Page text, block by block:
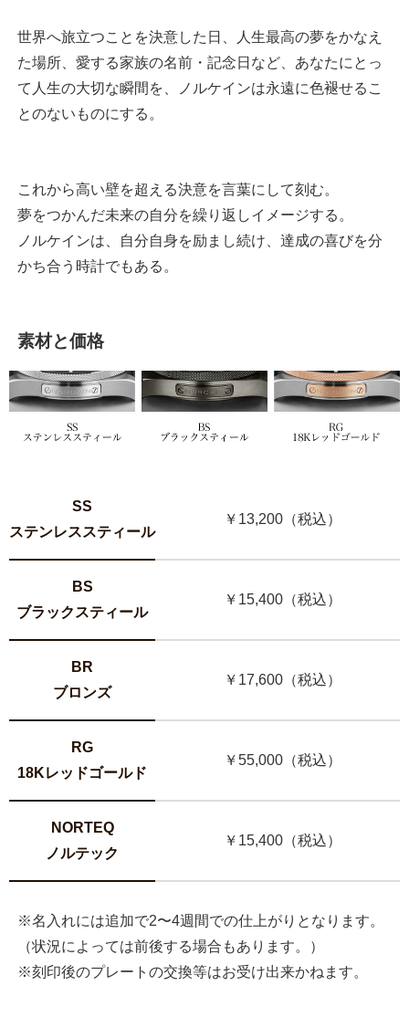
世界へ旅立つことを決意した日、人生最高の夢をかなえ
た場所、愛する家族の名前・記念日など、あなたにとっ
て人生の大切な瞬間を、ノルケインは永遠に色褪せるこ
とのないものにする。
これから高い壁を超える決意を言葉にして刻む。
夢をつかんだ未来の自分を繰り返しイメージする。
ノルケインは、自分自身を励まし続け、達成の喜びを分
かち合う時計でもある。
素材と価格
SS
ステンレススティール
￥13,200（税込）
BS
ブラックスティール
￥15,400（税込）
BR
ブロンズ
￥17,600（税込）
RG
18Kレッドゴールド
￥55,000（税込）
NORTEQ
ノルテック
￥15,400（税込）
※名入れには追加で2〜4週間での仕上がりとなります。
（状況によっては前後する場合もあります。）
※刻印後のプレートの交換等はお受け出来かねます。